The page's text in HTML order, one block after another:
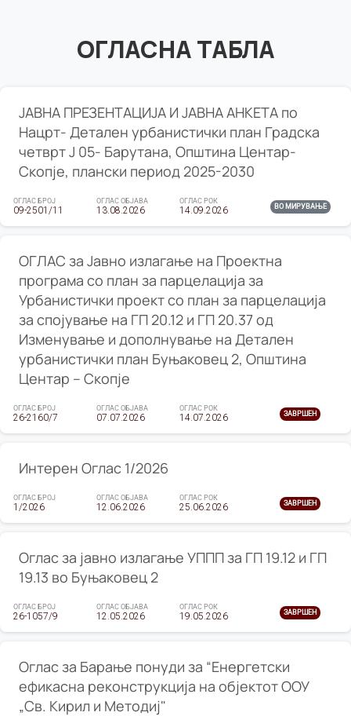
ОГЛАСНА ТАБЛА
ЈАВНА ПРЕЗЕНТАЦИЈА И ЈАВНА АНКЕТА по
Нацрт- Детален урбанистички план Градска
четврт Ј 05- Барутана, Општина Центар-
Скопје, плански период 2025-2030
ОГЛАС БРОЈ
09-2501/11
ОГЛАС ОБЈАВА
13.08.2026
ОГЛАС РОК
14.09.2026 ВО МИРУВАЊЕ
ОГЛАС за Јавно излагање на Проектна
програма со план за парцелација за
Урбанистички проект со план за парцелација
за спојување на ГП 20.12 и ГП 20.37 од
Изменување и дополнување на Детален
урбанистички план Буњаковец 2, Општина
Центар – Скопје
ОГЛАС БРОЈ
26-2160/7
ОГЛАС ОБЈАВА
07.07.2026
ОГЛАС РОК
14.07.2026 ЗАВРШЕН
Интерен Оглас 1/2026
ОГЛАС БРОЈ
1/2026
ОГЛАС ОБЈАВА
12.06.2026
ОГЛАС РОК
25.06.2026 ЗАВРШЕН
Оглас за јавно излагање УППП за ГП 19.12 и ГП
19.13 во Буњаковец 2
ОГЛАС БРОЈ
26-1057/9
ОГЛАС ОБЈАВА
12.05.2026
ОГЛАС РОК
19.05.2026 ЗАВРШЕН
Оглас за Барање понуди за “Енергетски
ефикасна реконструкција на објектот ООУ
„Св. Кирил и Методиј"